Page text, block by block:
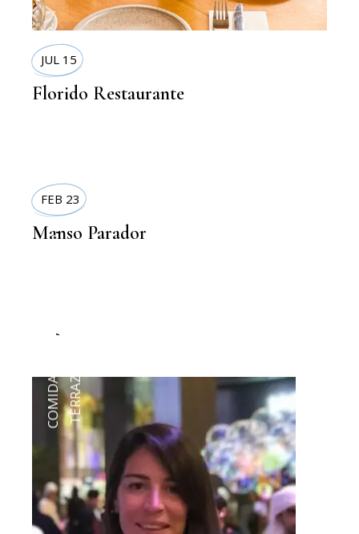
JUL 15
Florido Restaurante
COMIDA SANA
,
,
TERRAZAS
FEB 23
Manso Parador